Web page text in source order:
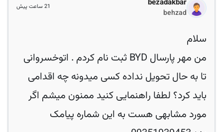
bezadakbar
behzad
21 ساعت پیش
من مهر پارسال BYD ثبت نام کردم . اتوخسروانی
تا به حال تحویل نداده کسی میدونه چه اقدامی
باید کرد؟ لطفا راهنمایی کنید ممنون میشم اگر
مورد مشابهی هست به این شماره پیامک